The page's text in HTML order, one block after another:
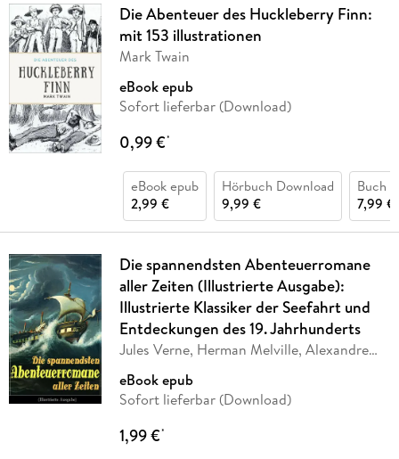
Die Abenteuer des Huckleberry Finn:
mit 153 illustrationen
Mark Twain
eBook epub
Sofort lieferbar (Download)
0,99 €*
eBook epub
2,99 €
Hörbuch Download
9,99 €
Buch
7,99 €
Die spannendsten Abenteuerromane
aller Zeiten (Illustrierte Ausgabe):
Illustrierte Klassiker der Seefahrt und
Entdeckungen des 19. Jahrhunderts
Jules Verne, Herman Melville, Alexandre
Dumas,
eBook epub
Sofort lieferbar (Download)
1,99 €*